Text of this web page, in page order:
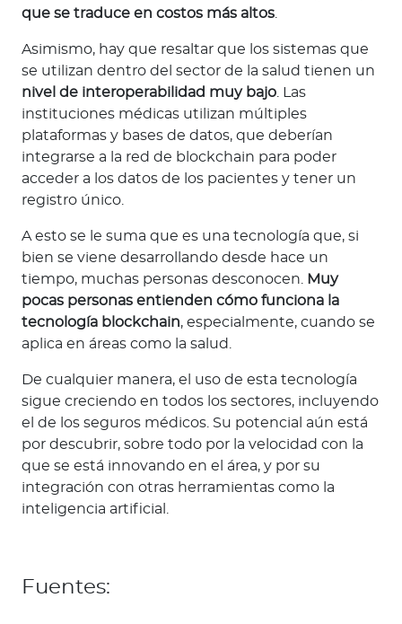
que se traduce en costos más altos
Asimismo, hay que resaltar que los sistemas que
se utilizan dentro del sector de la salud tienen un
nivel de interoperabilidad muy bajo . Las
instituciones médicas utilizan múltiples
plataformas y bases de datos, que deberían
integrarse a la red de blockchain para poder
acceder a los datos de los pacientes y tener un
registro único.
A esto se le suma que es una tecnología que, si
bien se viene desarrollando desde hace un
tiempo, muchas personas desconocen.
Muy
pocas personas entienden cómo funciona la
tecnología blockchain, especialmente, cuando se
aplica en áreas como la salud.
De cualquier manera, el uso de esta tecnología
sigue creciendo en todos los sectores, incluyendo
el de los seguros médicos. Su potencial aún está
por descubrir, sobre todo por la velocidad con la
que se está innovando en el área, y por su
integración con otras herramientas como la
inteligencia artificial.
Fuentes: